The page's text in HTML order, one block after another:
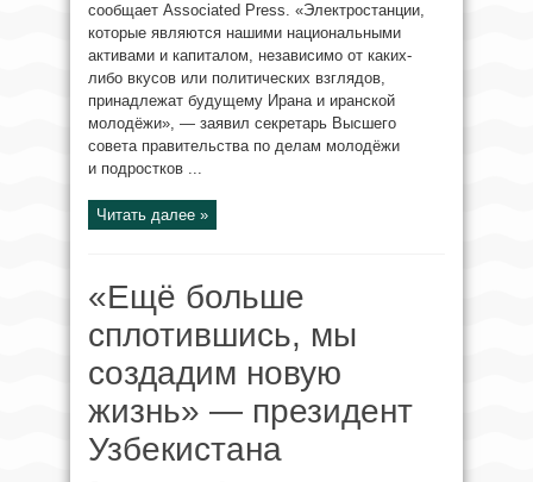
сообщает Associated Press. «Электростанции,
которые являются нашими национальными
активами и капиталом, независимо от каких-
либо вкусов или политических взглядов,
принадлежат будущему Ирана и иранской
молодёжи», — заявил секретарь Высшего
совета правительства по делам молодёжи
и подростков ...
Читать далее »
«Ещё больше
сплотившись, мы
создадим новую
жизнь» — президент
Узбекистана